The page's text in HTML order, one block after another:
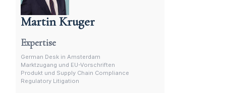
Martin Kruger
Deutschsprachiger Anwalt in den Niederlanden
Expertise
German Desk in Amsterdam
Marktzugang und EU-Vorschriften
Produkt und Supply Chain Compliance
Regulatory Litigation